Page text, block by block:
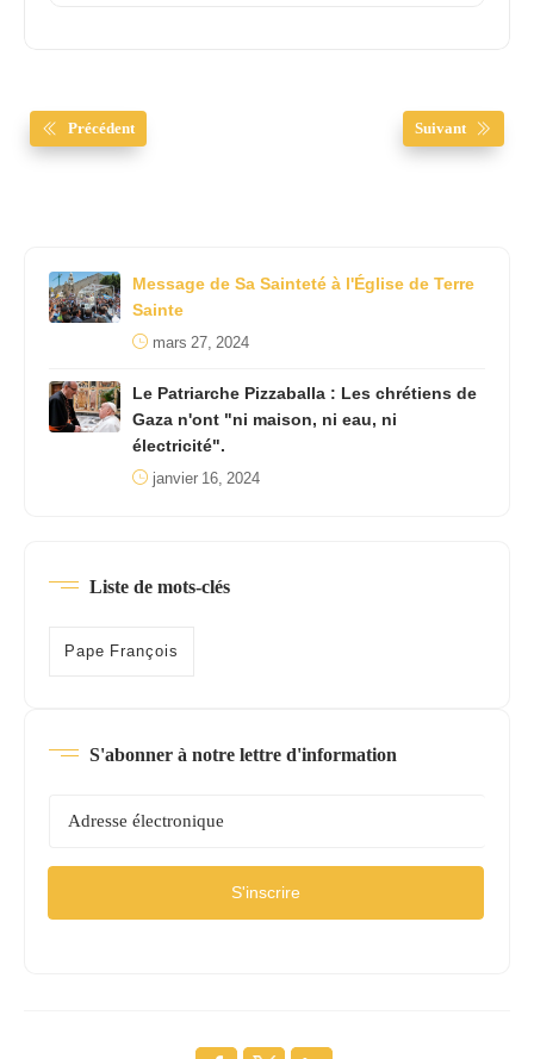
Précédent Suivant
Message de Sa Sainteté à l'Église de Terre
Sainte
mars 27, 2024
Le Patriarche Pizzaballa : Les chrétiens de
Gaza n'ont "ni maison, ni eau, ni
électricité".
janvier 16, 2024
Liste de mots-clés
Pape François
S'abonner à notre lettre d'information
S'inscrire